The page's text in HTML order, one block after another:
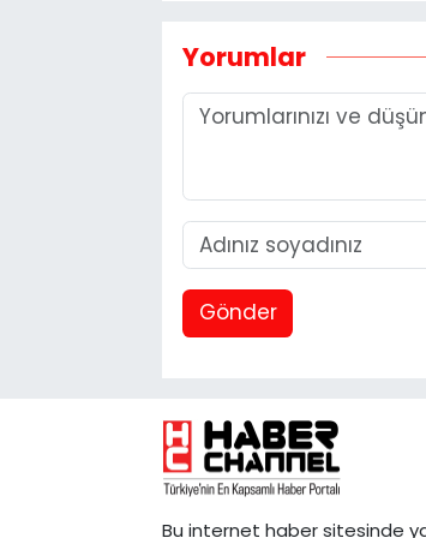
Yorumlar
Gönder
Bu internet haber sitesinde